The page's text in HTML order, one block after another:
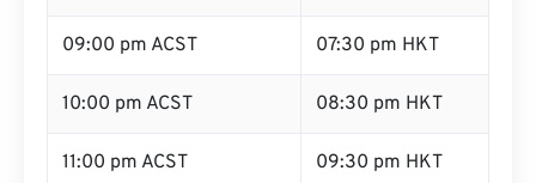
09:00 pm ACST 07:30 pm HKT
10:00 pm ACST 08:30 pm HKT
11:00 pm ACST 09:30 pm HKT